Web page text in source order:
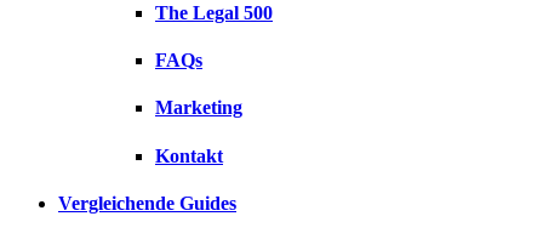
The Legal 500
FAQs
Marketing
Kontakt
Vergleichende Guides